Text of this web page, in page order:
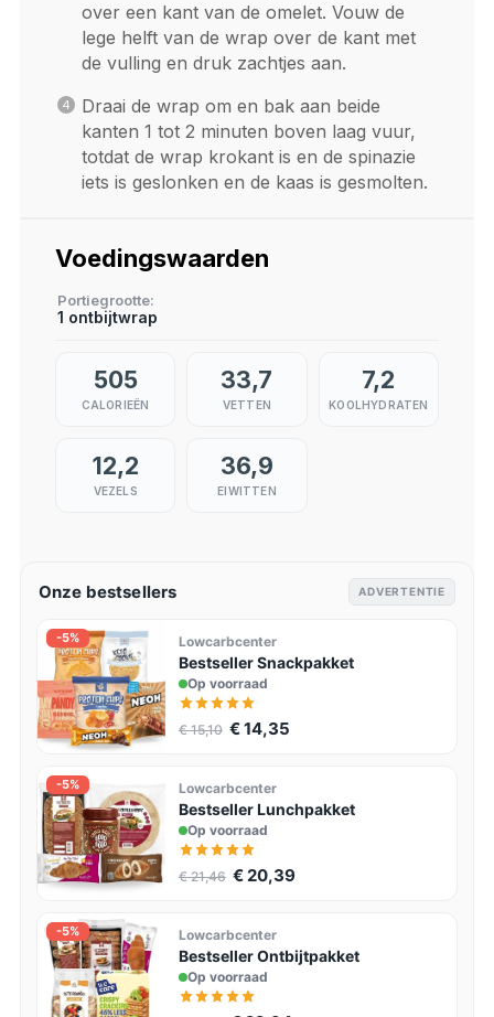
over een kant van de omelet. Vouw de
lege helft van de wrap over de kant met
de vulling en druk zachtjes aan.
Draai de wrap om en bak aan beide
kanten 1 tot 2 minuten boven laag vuur,
totdat de wrap krokant is en de spinazie
iets is geslonken en de kaas is gesmolten.
Voedingswaarden
Portiegrootte
1 ontbijtwrap
505
CALORIEËN
33,7
VETTEN
7,2
KOOLHYDRATEN
12,2
VEZELS
36,9
EIWITTEN
Onze bestsellers ADVERTENTIE
-5% Lowcarbcenter
Bestseller Snackpakket
Op voorraad
€ 15,10 € 14,35
-5% Lowcarbcenter
Bestseller Lunchpakket
Op voorraad
€ 21,46 € 20,39
-5% Lowcarbcenter
Bestseller Ontbijtpakket
Op voorraad